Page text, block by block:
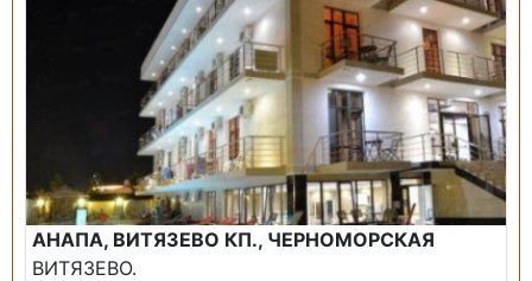
АНАПА, ВИТЯЗЕВО КП., ЧЕРНОМОРСКАЯ
ВИТЯЗЕВО.